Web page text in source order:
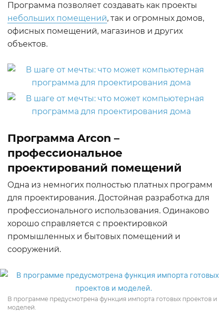
Программа позволяет создавать как проекты
небольших помещений, так и огромных домов,
офисных помещений, магазинов и других
объектов.
Программа Arcon –
профессиональное
проектирований помещений
Одна из немногих полностью платных программ
для проектирования. Достойная разработка для
профессионального использования. Одинаково
хорошо справляется с проектировкой
промышленных и бытовых помещений и
сооружений.
В программе предусмотрена функция импорта готовых проектов и
моделей.